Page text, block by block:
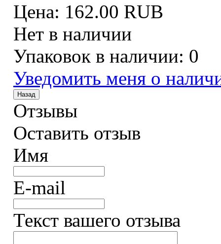
Цена: 162.00 RUB
Нет в наличии
Упаковок в наличии: 0
Уведомить меня о
Отзывы
Оставить отзыв
Имя
E-mail
Текст вашего отзыва